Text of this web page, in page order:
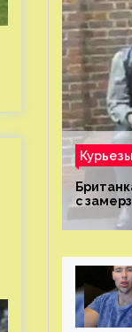
Курьезы
с
о помощи